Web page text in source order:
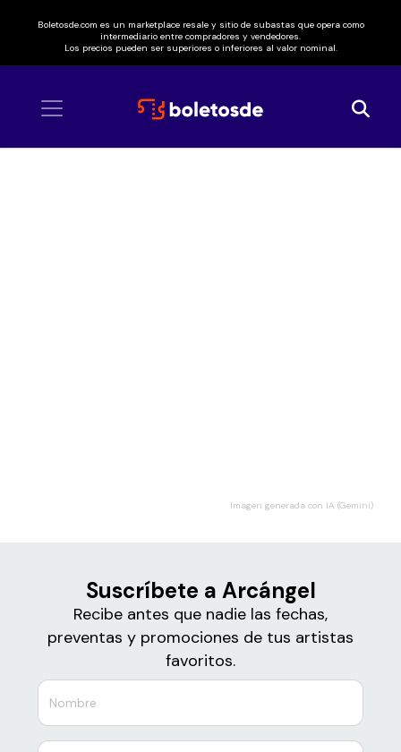
Boletosde.com es un marketplace resale y sitio de subastas que opera como
intermediario entre compradores y vendedores.
Los precios pueden ser superiores o inferiores al valor nominal.
Imagen generada con IA (Gemini)
Suscríbete a Arcángel
Recibe antes que nadie las fechas,
preventas y promociones de tus artistas
favoritos.